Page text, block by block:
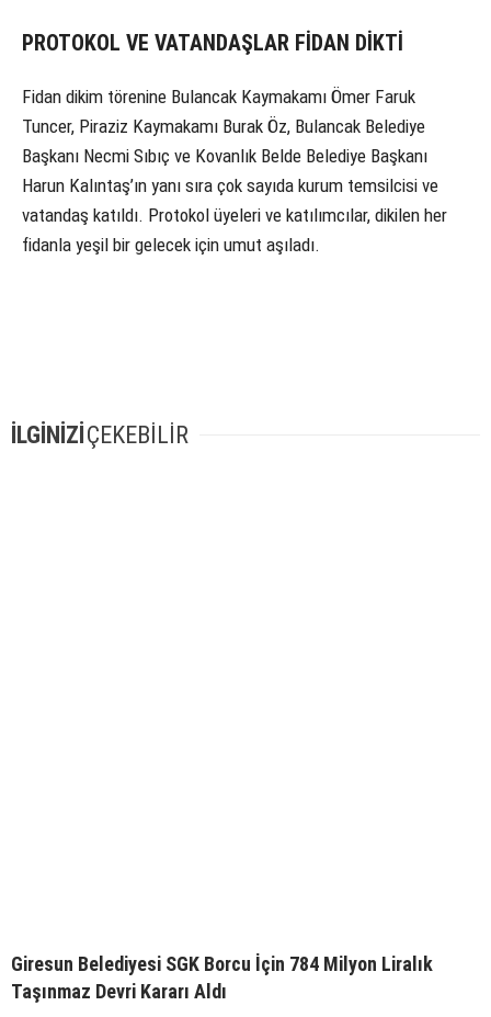
PROTOKOL VE VATANDAŞLAR FİDAN DİKTİ
Fidan dikim törenine Bulancak Kaymakamı Ömer Faruk
Tuncer, Piraziz Kaymakamı Burak Öz, Bulancak Belediye
Başkanı Necmi Sıbıç ve Kovanlık Belde Belediye Başkanı
Harun Kalıntaş’ın yanı sıra çok sayıda kurum temsilcisi ve
vatandaş katıldı. Protokol üyeleri ve katılımcılar, dikilen her
fidanla yeşil bir gelecek için umut aşıladı.
İLGİNİZİÇEKEBİLİR
Giresun Belediyesi SGK Borcu İçin 784 Milyon Liralık
Taşınmaz Devri Kararı Aldı